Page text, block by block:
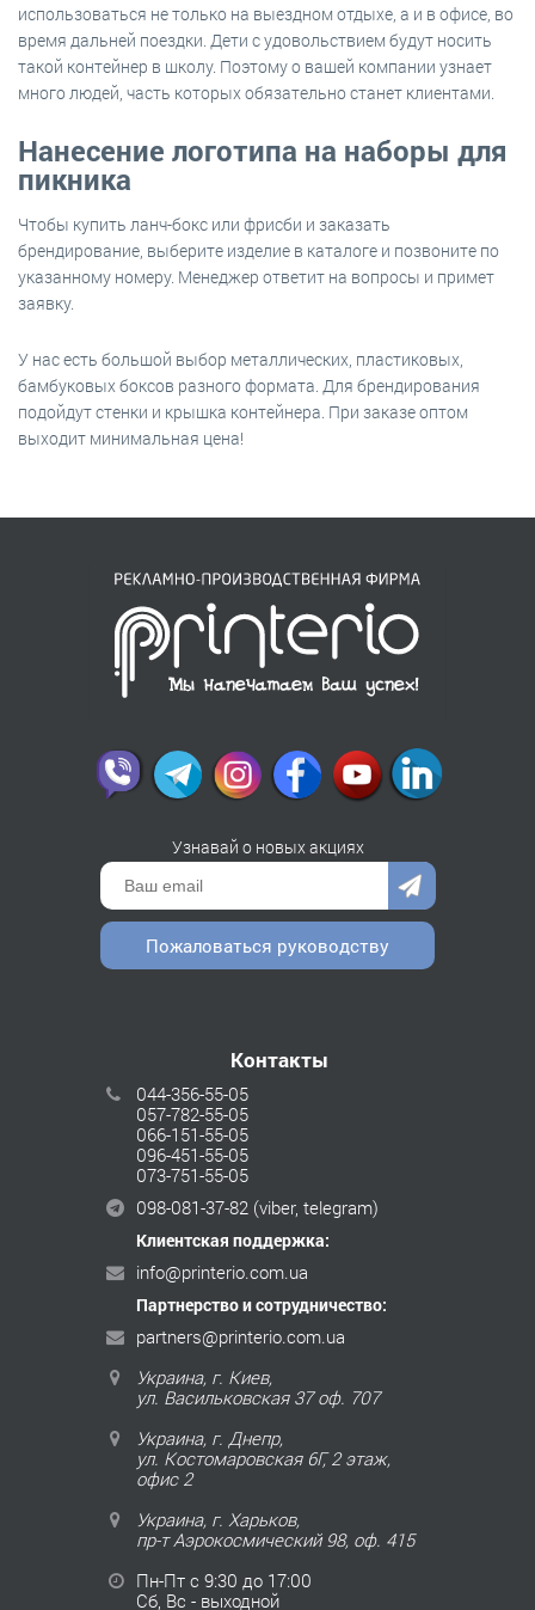
использоваться не только на выездном отдыхе, а и в офисе, во
время дальней поездки. Дети с удовольствием будут носить
такой контейнер в школу. Поэтому о вашей компании узнает
много людей, часть которых обязательно станет клиентами.
Нанесение логотипа на наборы для
пикника
Чтобы купить ланч-бокс или фрисби и заказать
брендирование, выберите изделие в каталоге и позвоните по
указанному номеру. Менеджер ответит на вопросы и примет
заявку.
У нас есть большой выбор металлических, пластиковых,
бамбуковых боксов разного формата. Для брендирования
подойдут стенки и крышка контейнера. При заказе оптом
выходит минимальная цена!
Узнавай о новых акциях
Пожаловаться руководству
Контакты
044-356-55-05
057-782-55-05
066-151-55-05
096-451-55-05
073-751-55-05
098-081-37-82 (viber, telegram)
Клиентская поддержка:
info@printerio.com.ua
Партнерство и сотрудничество:
partners@printerio.com.ua
Украина, г. Киев,
ул. Васильковская 37 оф. 707
Украина, г. Днепр,
ул. Костомаровская 6Г, 2 этаж,
офис 2
Украина, г. Харьков,
пр-т Аэрокосмический 98, оф. 415
Пн-Пт с 9:30 до 17:00
Сб, Вс - выходной